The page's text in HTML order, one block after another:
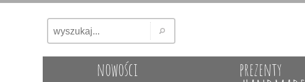
nowości prezenty